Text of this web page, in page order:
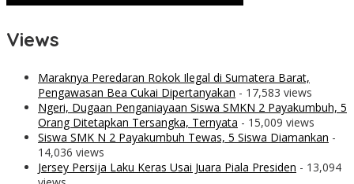
Views
Maraknya Peredaran Rokok Ilegal di Sumatera Barat,
Pengawasan Bea Cukai Dipertanyakan - 17,583 views
Ngeri, Dugaan Penganiayaan Siswa SMKN 2 Payakumbuh, 5
Orang Ditetapkan Tersangka, Ternyata - 15,009 views
Siswa SMK N 2 Payakumbuh Tewas, 5 Siswa Diamankan -
14,036 views
Jersey Persija Laku Keras Usai Juara Piala Presiden - 13,094